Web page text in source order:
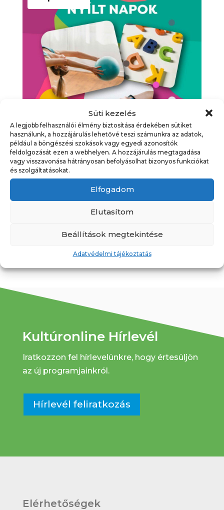
Süti kezelés
A legjobb felhasználói élmény biztosítása érdekében sütiket
használunk, a hozzájárulás lehetővé teszi számunkra az adatok,
például a böngészési szokások vagy egyedi azonosítók
feldolgozását ezen a webhelyen. A hozzájárulás megtagadása
vagy visszavonása hátrányosan befolyásolhat bizonyos funkciókat
és szolgáltatásokat.
Elfogadom
Elutasítom
Beállítások megtekintése
Adatvédelmi tájékoztatás
Tanfolyamválasztó nyílt
napok
Egyéb,Programajánló
Kultúronline Hírlevél
Iratkozzon fel hírlevelünkre, hogy értesüljön
az új programjainkról.
Hírlevél feliratkozás
Elérhetőségek